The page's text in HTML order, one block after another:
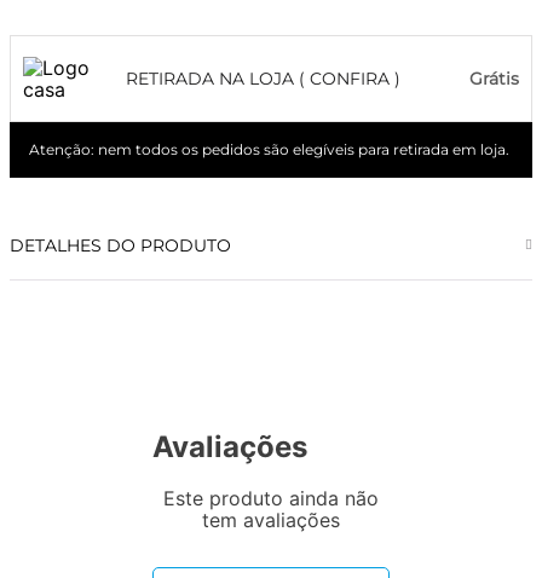
RETIRADA NA LOJA ( CONFIRA ) Grátis
Atenção: nem todos os pedidos são elegíveis para retirada em loja.
DETALHES DO PRODUTO
Avaliações
Este produto ainda não
tem avaliações